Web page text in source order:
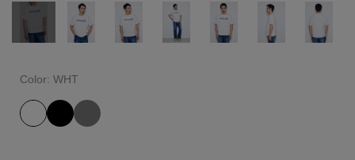
Color: WHT